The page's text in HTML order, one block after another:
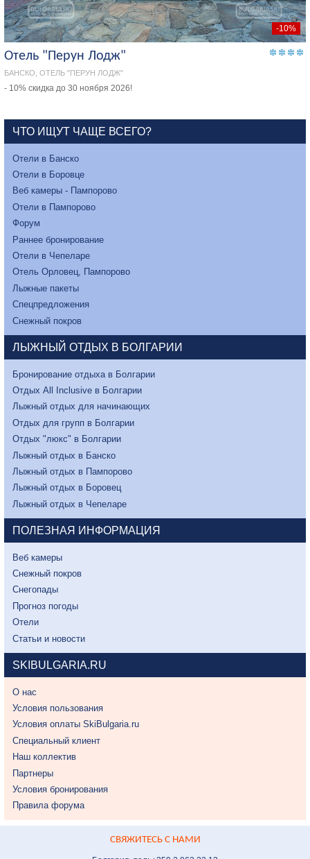
-10%
Отель "Перун Лодж"
БАНСКО, ОТЕЛЬ "ПЕРУН ЛОДЖ"
- 10% скидка до 30 ноября 2026!
ЧТО ИЩУТ ЧАЩЕ ВСЕГО?
Отели в Банско
Отели в Боровце
Веб камеры - Пампорово
Отели в Пампорово
Форум
Раннее бронирование
Отели в Чепеларе
Отель Орловец, Пампорово
Лыжные пакеты
Спецпредложения
Снежный покров
ЛЫЖНЫЙ ОТДЫХ В БОЛГАРИИ
Бронирование отдыха в Болгарии
Отдых All Inclusive в Болгарии
Лыжный отдых для начинающих
Отдых для групп в Болгарии
Отдых "люкс" в Болгарии
Лыжный отдых в Банско
Лыжный отдых в Пампорово
Лыжный отдых в Боровец
Лыжный отдых в Чепеларе
ПОЛЕЗНАЯ ИНФОРМАЦИЯ
Веб камеры
Снежный покров
Снегопады
Прогноз погоды
Отели
Статьи и новости
SKIBULGARIA.RU
О нас
Условия пользования
Условия оплаты SkiBulgaria.ru
Специальный клиент
Наш коллектив
Партнеры
Условия бронирования
Правила форума
СВЯЖИТЕСЬ С НАМИ